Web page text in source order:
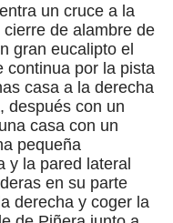
un cruce a la
de alambre de
gran eucalipto el
continua por la pista
casa a la derecha
después con un
casa con un
pequeña
y la pared lateral
en su parte
derecha y coger la